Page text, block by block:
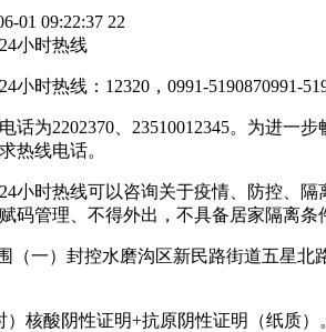
01 09:22:37 22
小时热线
时热线：12320，0991-5190870991-
话为2202370、23510012345。为进
热线电话。
小时热线可以咨询关于疫情、防控、
码管理、不得外出，不具备居家隔离条
（一）封控水磨沟区新民路街道五星
）核酸阴性证明+抗原阴性证明（纸质